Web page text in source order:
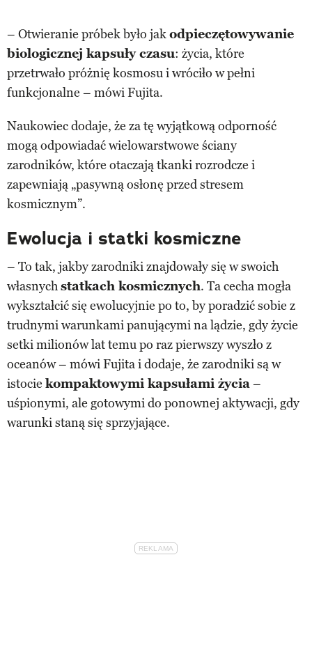
– Otwieranie próbek było jakodpieczętowywanie
biologicznej kapsuły czasu: życia, które
przetrwało próżnię kosmosu i wróciło w pełni
funkcjonalne – mówi Fujita.
Naukowiec dodaje, że za tę wyjątkową odporność
mogą odpowiadać wielowarstwowe ściany
zarodników, które otaczają tkanki rozrodcze i
zapewniają „pasywną osłonę przed stresem
kosmicznym”.
Ewolucja i statki kosmiczne
– To tak, jakby zarodniki znajdowały się w swoich
własnychstatkach kosmicznych. Ta cecha mogła
wykształcić się ewolucyjnie po to, by poradzić sobie z
trudnymi warunkami panującymi na lądzie, gdy życie
setki milionów lat temu po raz pierwszy wyszło z
oceanów – mówi Fujita i dodaje, że zarodniki są w
istocie kompaktowymi kapsułami życia–
uśpionymi, ale gotowymi do ponownej aktywacji, gdy
warunki staną się sprzyjające.